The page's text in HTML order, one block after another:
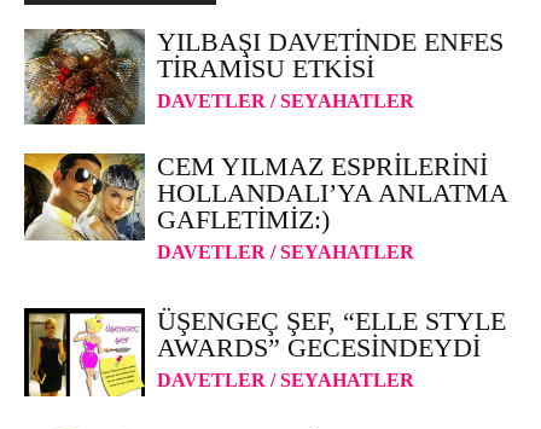
YILBAŞI DAVETINDE ENFES
TIRAMISU ETKISI
DAVETLER / SEYAHATLER
CEM YILMAZ ESPRILERINI
HOLLANDALI’YA ANLATMA
GAFLETIMIZ:)
DAVETLER / SEYAHATLER
ÜŞENGEÇ ŞEF, “ELLE STYLE
AWARDS” GECESINDEYDI
DAVETLER / SEYAHATLER